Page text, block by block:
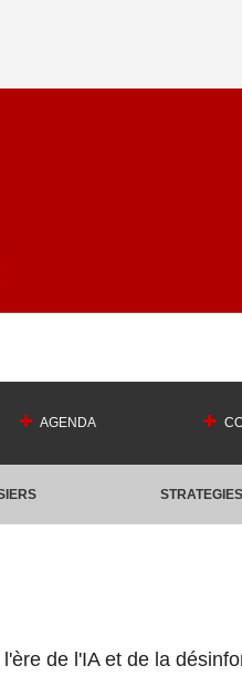
AGENDA
STRATEGIES
de l'IA et de la